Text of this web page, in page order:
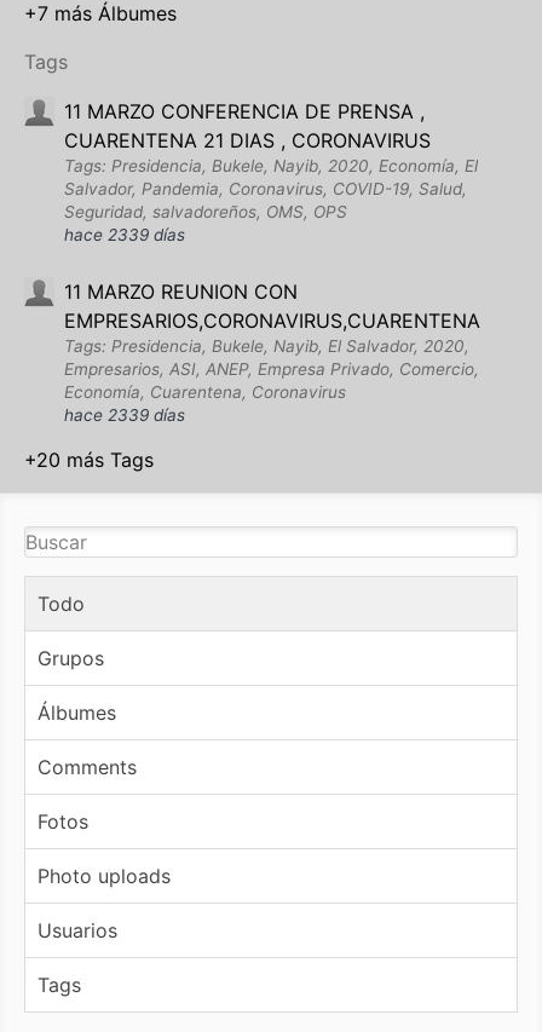
+7 más Álbumes
Tags
11 MARZO CONFERENCIA DE PRENSA ,
CUARENTENA 21 DIAS , CORONAVIRUS
Tags: Presidencia, Bukele, Nayib, 2020, Economía, El
Salvador, Pandemia, Coronavirus, COVID-19, Salud,
Seguridad, salvadoreños, OMS, OPS
hace 2339 días
11 MARZO REUNION CON
EMPRESARIOS,CORONAVIRUS,CUARENTENA
Tags: Presidencia, Bukele, Nayib, El Salvador, 2020,
Empresarios, ASI, ANEP, Empresa Privado, Comercio,
Economía, Cuarentena, Coronavirus
hace 2339 días
+20 más Tags
Todo
Grupos
Álbumes
Comments
Fotos
Photo uploads
Usuarios
Tags